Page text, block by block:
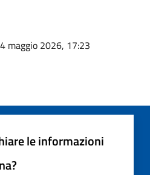
maggio 2026, 17:23
le informazioni